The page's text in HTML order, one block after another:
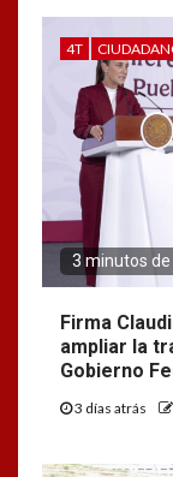
4T
3 minutos
Firma
ampliar la
Gobierno
3 días atrás